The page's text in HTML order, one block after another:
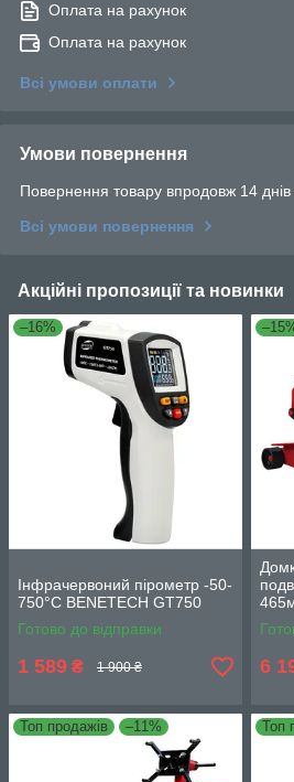
Оплата на рахунок
Оплата на рахунок
Всі умови оплати
Умови повернення
Повернення товару впродовж 14 днів
Всі умови повернення
Акційні пропозиції та новинки
–16%
Інфрачервоний пірометр -50-
750°C BENETECH GT750
Готово до відправки
1 589 ₴ 1 900 ₴ 6
Топ продажів –11% Топ